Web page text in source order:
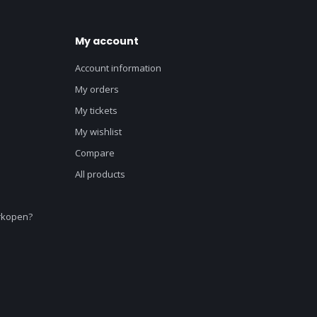
My account
Account information
My orders
My tickets
My wishlist
Compare
All products